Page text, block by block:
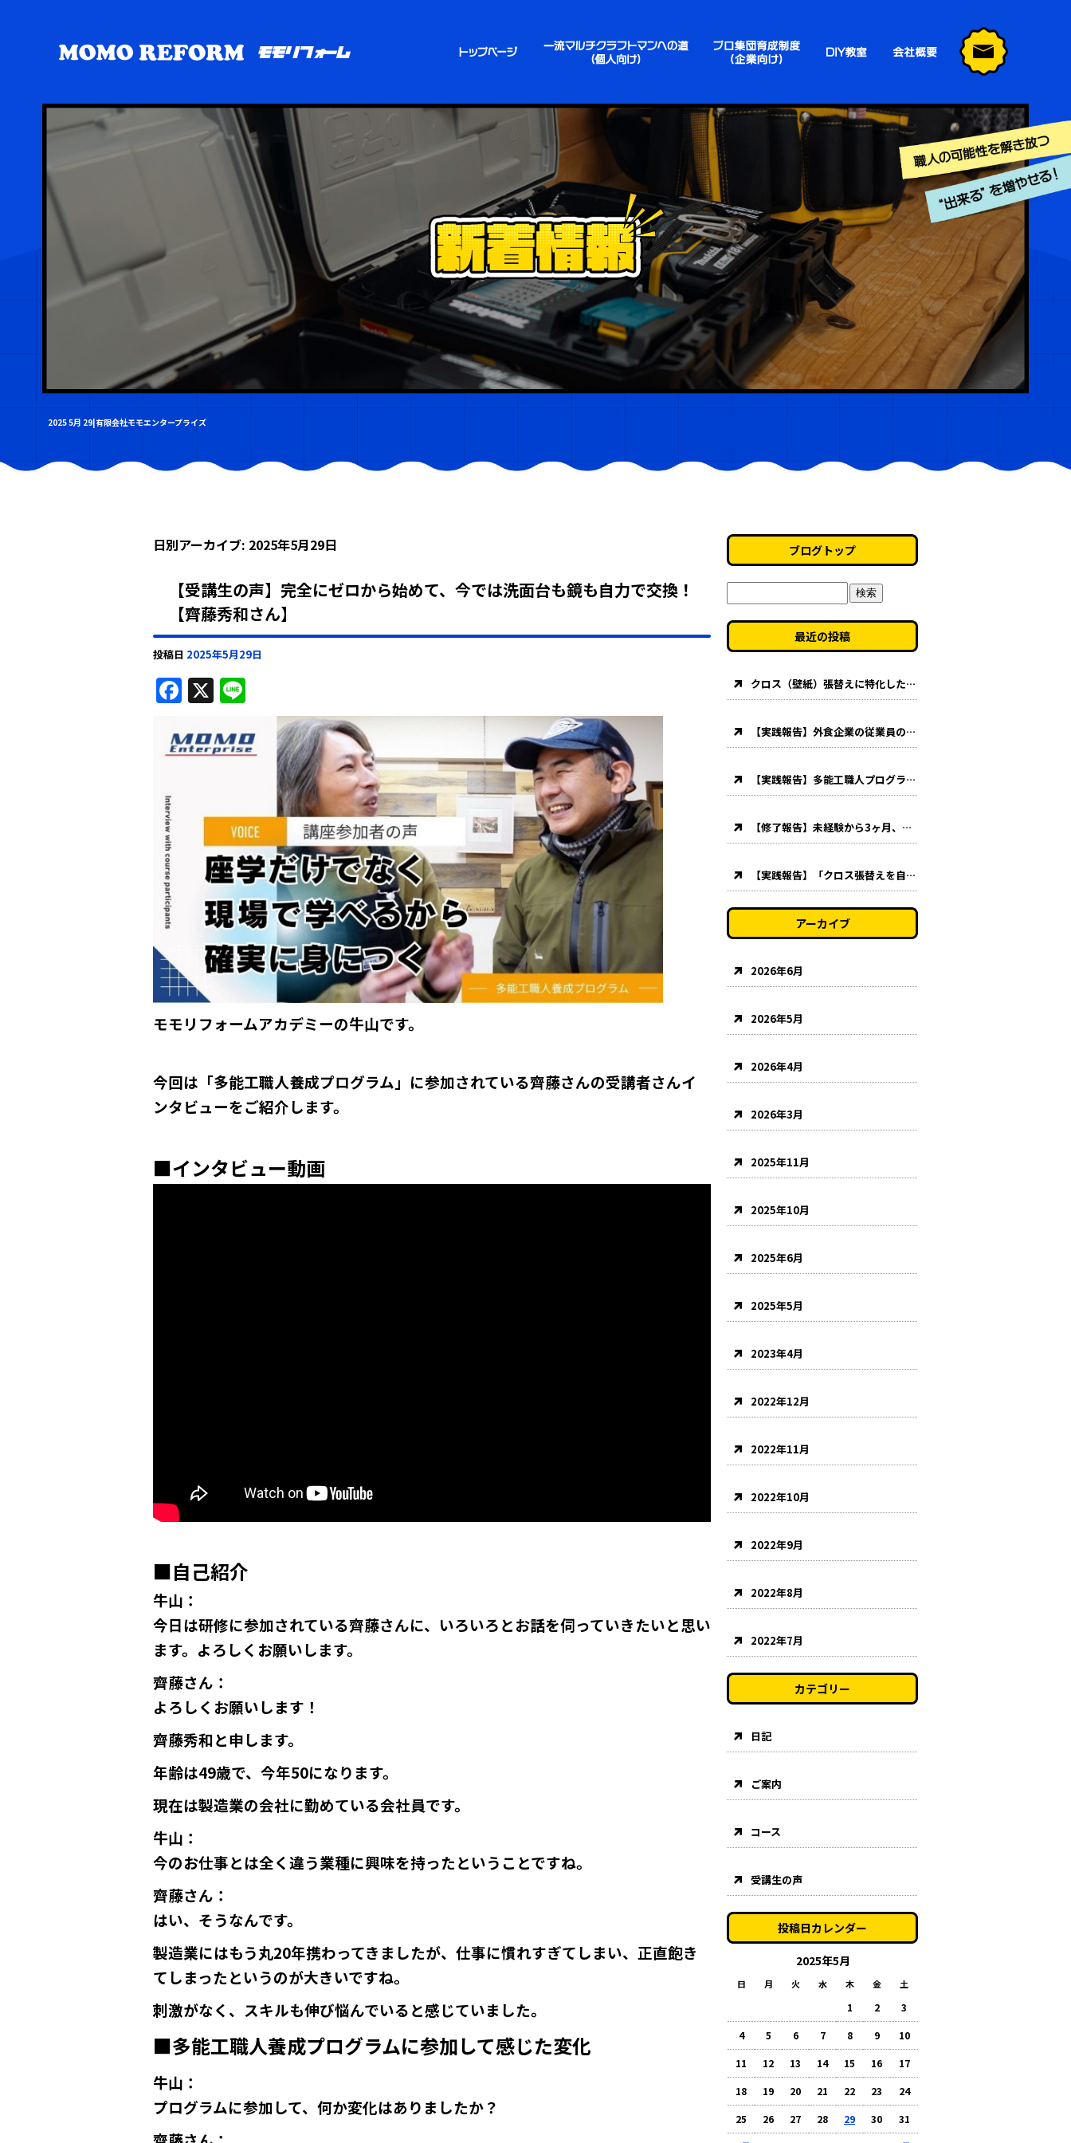
2025 5月 29|有限会社モモエンタープライズ
日別アーカイブ: 2025年5月29日
【受講生の声】完全にゼロから始めて、今では洗面台も鏡も自力で交換！
【齊藤秀和さん】
投稿日 2025年5月29日
F
a
c
e
X
e
モモリフォームアカデミーの牛山です。
今回は「多能工職人養成プログラム」に参加されている齊藤さんの受講者さんイ
ンタビューをご紹介します。
■インタビュー動画
■自己紹介
牛山 ：
今日は研修に参加されている齊藤さんに、いろいろとお話を伺っていきたいと思い
ます。よろしくお願いします。
齊藤さん ：
よろしくお願いします！
齊藤秀和と申します。
年齢は49歳で、今年50になります。
現在は製造業の会社に勤めている会社員です。
牛山 ：
今のお仕事とは全く違う業種に興味を持ったということですね。
齊藤さん ：
はい、そうなんです。
製造業にはもう丸20年携わってきましたが、仕事に慣れすぎてしまい、正直飽き
てしまったというのが大きいですね。
刺激がなく、スキルも伸び悩んでいると感じていました。
■多能工職人養成プログラムに参加して感じた変化
牛山 ：
プログラムに参加して、何か変化はありましたか？
ブログトップ
最近の投稿
クロス（壁紙）張替えに特化した「壁紙道場」が始動します
【実践報告】外食企業の従業員の方に特別講習を実施【クロス張替え・クッションフロア貼り】
【実践報告】多能工職人プログラムの一環としてクッションフロア貼り講習を実施。
【修了報告】未経験から3ヶ月、多能工養成プログラムを修了されました！
【実践報告】「クロス張替えを自分でやりたい！」主婦の方が応用コースを受講されました！
アーカイブ
2026年6月
2026年5月
2026年4月
2026年3月
2025年11月
2025年10月
2025年6月
2025年5月
2023年4月
2022年12月
2022年11月
2022年10月
2022年9月
2022年8月
2022年7月
カテゴリー
日記
ご案内
コース
受講生の声
投稿日カレンダー
2025年5月
日 月 火 水 木 金 土
1 2 3
4 5 6 7 8 9 10
11 12 13 14 15 16 17
18 19 20 21 22 23 24
25 26 27 28 29 30 31